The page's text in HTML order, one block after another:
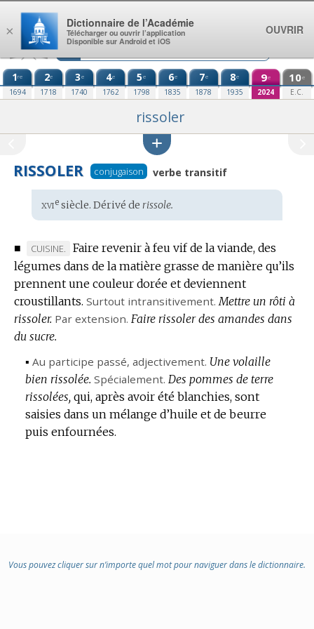
Aller au contenu
1re
1694
2e
1718
3e
1740
4e
1762
5e
1798
6e
1835
7e
1878
8e
1935
9e
2024
10e
E.C.
rissoler
RISSOLER conjugaison verbe transitif
Étymologie
:
xviesiècle. Dérivé de rissole.
■
MARQUE
DE
DOMAINE
:
CUISINE.
Faire revenir à feu vif de la viande, des
légumes dans de la matière grasse de manière qu’ils
prennent une couleur dorée et deviennent
croustillants. Surtout intransitivement. Mettre un rôti à
rissoler. Par extension. Faire rissoler des amandes dans
du sucre.
▪ Au participe passé, adjectivement. Une volaille
bien rissolée. Spécialement. Des pommes de terre
rissolées, qui, après avoir été blanchies, sont
saisies dans un mélange d’huile et de beurre
puis enfournées.
Vous pouvez cliquer sur n’importe quel mot pour naviguer dans le dictionnaire.
×
Dictionnaire de l’Académie
Télécharger ou ouvrir l’application
Disponible sur Android et iOS
OUVRIR